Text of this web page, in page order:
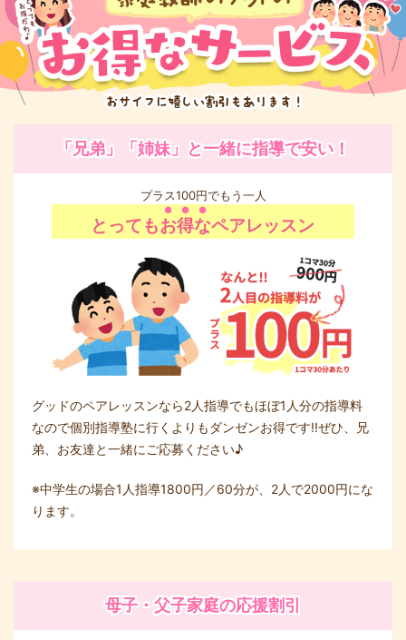
「兄弟」「姉妹」と一緒に指導で安い！
プラス100円でもう一人
とってもお得なペアレッスン
グッドのペアレッスンなら2人指導でもほぼ1人分の指導料
なので個別指導塾に行くよりもダンゼンお得です!!ぜひ、兄
弟、お友達と一緒にご応募ください♪
※中学生の場合1人指導1800円／60分が、2人で2000円にな
ります。
母子・父子家庭の応援割引